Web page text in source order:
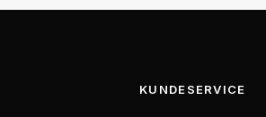
KUNDESERVICE